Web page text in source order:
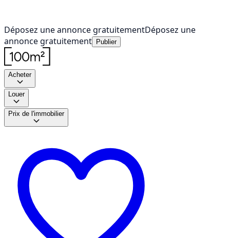
Déposez une annonce gratuitementDéposez une
annonce gratuitement
Publier
Acheter
Louer
Prix de l'immobilier